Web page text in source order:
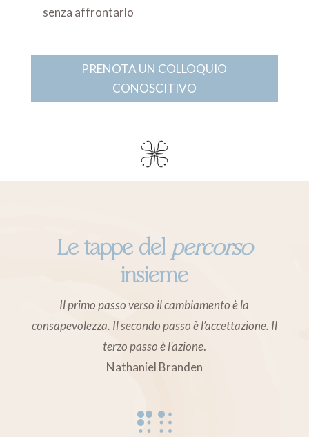
senza affrontarlo
PRENOTA UN COLLOQUIO
CONOSCITIVO
Le tappe delpercorso
insieme
Il primo passo verso il cambiamento è la
consapevolezza. Il secondo passo è l’accettazione. Il
terzo passo è l’azione.
Nathaniel Branden
